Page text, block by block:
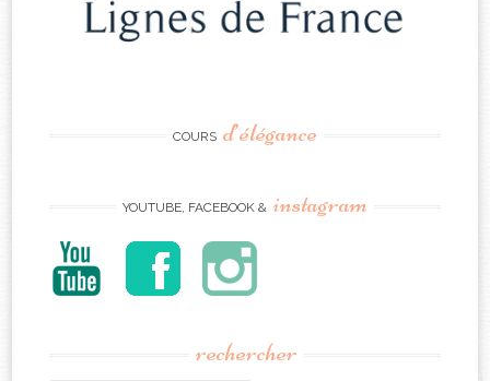
COURS d’élégance
YOUTUBE, FACEBOOK & instagram
rechercher